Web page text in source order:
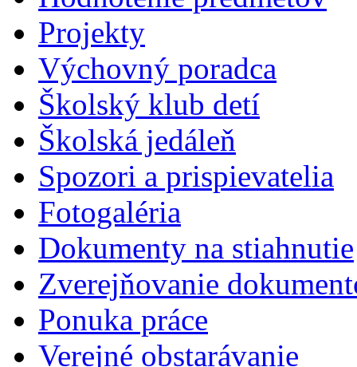
Projekty
Výchovný poradca
Školský klub detí
Školská jedáleň
Spozori a prispievatelia
Fotogaléria
Dokumenty na stiahnutie
Zverejňovanie
Ponuka práce
Verejné obstarávanie